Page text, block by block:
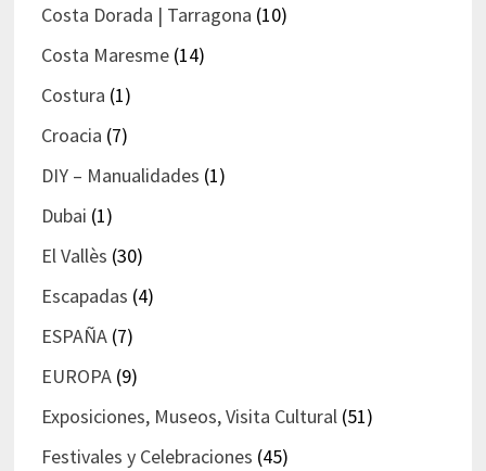
Costa Dorada | Tarragona (10)
Costa Maresme(14)
Costura (1)
Croacia (7)
DIY – Manualidades (1)
Dubai (1)
El Vallès (30)
Escapadas (4)
ESPAÑA(7)
EUROPA(9)
Exposiciones, Museos, Visita Cultural(51)
Festivales y Celebraciones (45)